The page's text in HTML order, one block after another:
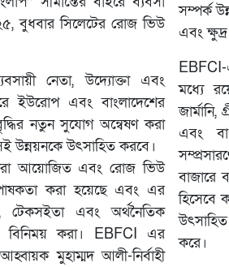
বুধবার সিলেটের রোজ ভিউ
নেতা, উদ্যোক্তা এবং
ইউরোপ এবং বাংলাদেশের
নতুন সুযোগ অন্বেষণ করা
উন্নয়নকে উৎসাহিত করবে।
আয়োজিত এবং রোজ ভিউ
করা হয়েছে এবং এর
টেকসইতা এবং অর্থনৈতিক
বিনিময় করা। EBFCI এর
মুহাম্মদ আলী-নির্বাহী
সম্পর্ক
এবং
EBFCI-
মধ্যে
এবং
বাজারে
হিসেবে
করে।